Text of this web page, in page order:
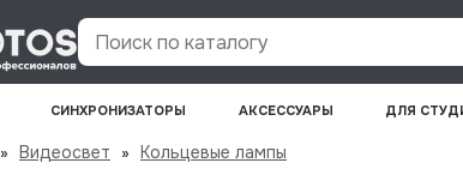
Поиск по каталогу
СИНХРОНИЗАТОРЫ АКСЕССУАРЫ ДЛЯ
» Видеосвет » Кольцевые лампы